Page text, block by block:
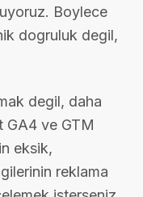
Boylece
dogruluk degil,
degil, daha
GA4 ve GTM
eksik,
reklama